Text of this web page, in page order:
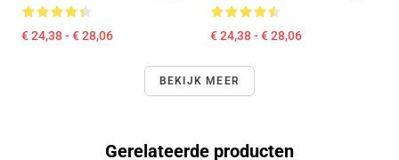
€ 24,38 - € 28,06 € 24,38 - € 28,06
BEKIJK MEER
Gerelateerde producten